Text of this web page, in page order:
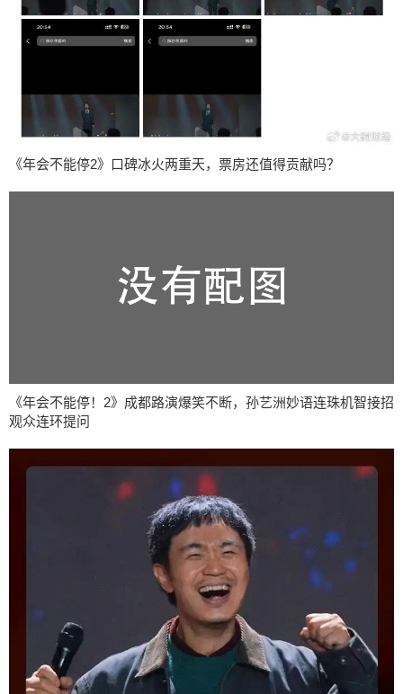
《年会不能停2》口碑冰火两重天，票房还值得贡献吗？
《年会不能停！2》成都路演爆笑不断，孙艺洲妙语连珠机智接招
观众连环提问